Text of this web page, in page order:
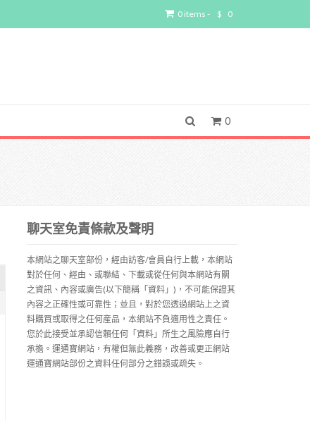
0 items - $ 0
0
聊天室免責條款及聲明
本網站之聊天室部份，經由訪客/會員自行上載，本網站
對於任何、經由、或聯結、下載或從任何與本網站有關
之資訊、內容或廣告(以下簡稱「資料」)，不可能保證其
內容之正確性或可靠性；並且，對於您透過網站上之資
料購買或取得之任何産品，本網站不負適用性之責任。
您於此接受並承認信賴任何「資料」所生之風險應自行
承擔。運通寶網站，有權但無此義務，改善或更正網站
運通寶網站部份之資料任何部分之錯誤或疏失。